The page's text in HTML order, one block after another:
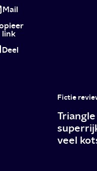
Outer
Banks
seizoen
4
Mail
link
Deel
Fictie
veel